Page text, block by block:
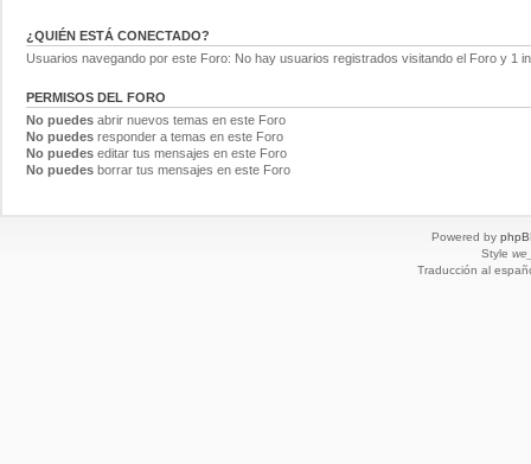
¿QUIÉN ESTÁ CONECTADO?
Usuarios navegando por este Foro: No hay usuarios registrados visitando el Foro y 1
PERMISOS DEL FORO
No puedes abrir nuevos temas en este Foro
No puedes responder a temas en este Foro
No puedes editar tus mensajes en este Foro
No puedes borrar tus mensajes en este Foro
Powered by
Style
Traducción al